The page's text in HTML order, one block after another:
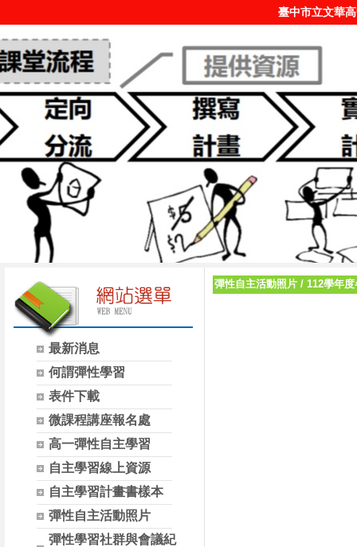
臺中市立文華
最新消息
何謂彈性學習
表件下載
微課程講座報名處
高一彈性自主學習
自主學習線上資源
自主學習計畫書樣本
彈性自主活動照片
彈性學習社群與會議紀
彈性自主活動照片 / 112學年